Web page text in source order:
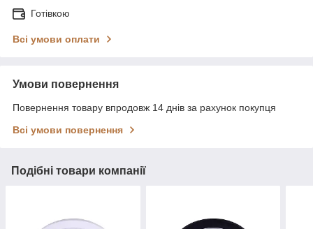
Готівкою
Всі умови оплати
Умови повернення
Повернення товару впродовж 14 днів за рахунок покупця
Всі умови повернення
Подібні товари компанії